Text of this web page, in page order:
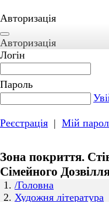
Авторизація
Авторизація
Логін
Пароль
Реєстрація | Мій
Зона покриття.
Сімейного
/Головна
Художня література